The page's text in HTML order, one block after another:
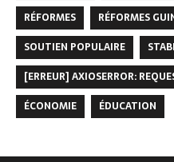
RÉFORMES
RÉFORMES
SOUTIEN POPULAIRE
[ERREUR] AXIOSERROR:
ÉCONOMIE
ÉDUCATION